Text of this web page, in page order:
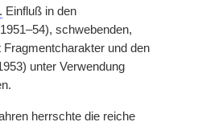
Einfluß in den
schwebenden,
Fragmentcharakter und den
unter Verwendung
herrschte die reiche